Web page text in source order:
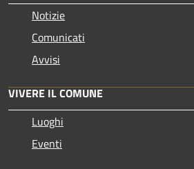
Notizie
Comunicati
Avvisi
VIVERE IL COMUNE
Luoghi
Eventi